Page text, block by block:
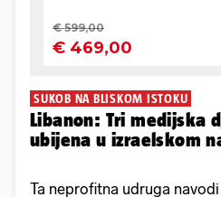
SUKOB NA BLISKOM ISTOKU
Libanon: Tri medijska
ubijena u izraelskom
Ta neprofitna udruga